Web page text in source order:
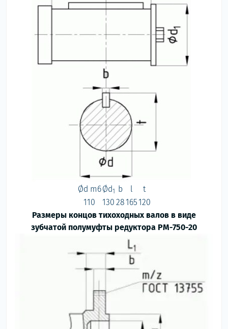
Ød m6Ød1 b l
t
110
130 28165120
Размеры концов тихоходных валов в виде
зубчатой полумуфты редуктора РМ-750-20